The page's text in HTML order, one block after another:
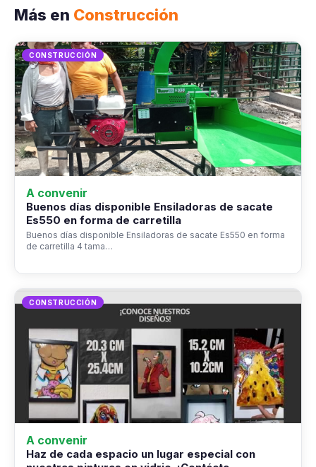
Más en Construcción
CONSTRUCCIÓN
A convenir
Buenos días disponible Ensiladoras de sacate
Es550 en forma de carretilla
Buenos días disponible Ensiladoras de sacate Es550 en forma
de carretilla 4 tama…
CONSTRUCCIÓN
A convenir
Haz de cada espacio un lugar especial con